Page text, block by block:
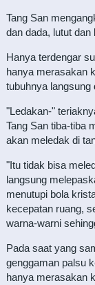
Tang San
dan dada, lutut
Hanya terdengar
hanya merasakan
tubuhnya langsung
"Ledakan-"
Tang San tiba-tiba
akan meledak di
"Itu tidak bisa
langsung
menutupi bola
kecepatan ruang,
warna-warni
Pada saat yang
genggaman palsu
hanya merasakan